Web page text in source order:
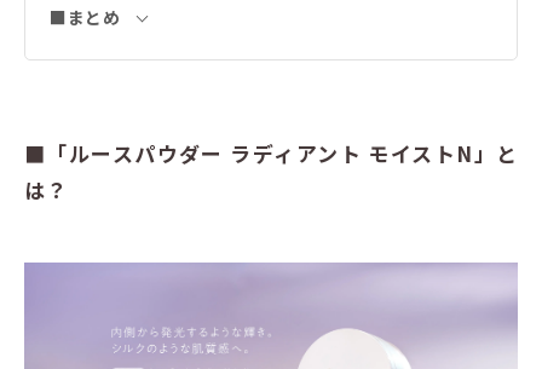
■まとめ
■「ルースパウダー ラディアント モイストN」と
は？